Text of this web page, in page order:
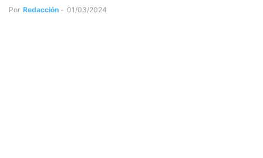
Por Redacción - 01/03/2024